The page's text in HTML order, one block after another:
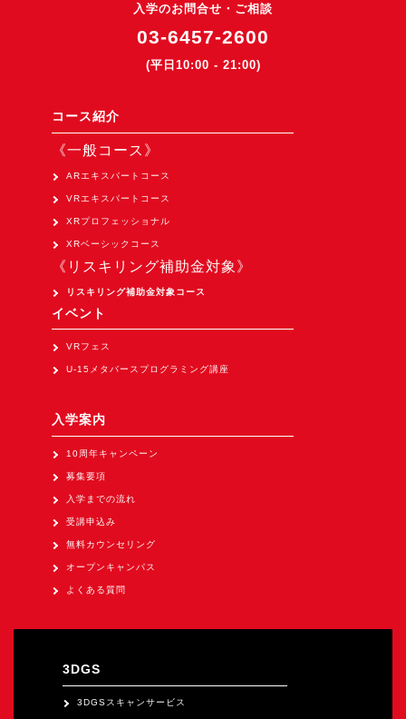
バーチャルイベントプラットフォーム『MetaLiveStage』2025年
3D空間キャプチャーアプリ『Qoocan』
製造現場を革新する！『XR Worksupport Hub』開発中
>XR Museum『Artlogue』開発中
《企業研修》
Unity研修
HoloLens 2 アプリ開発研修
《研究会》
XRビジネスフォーラム
（1/8～10東京ビッグサイト）に出展。
Tsumiki Community Day 2026
（5/27～28 秋葉原UDX）に出展。
《求人》
オンライン
入学のお問合せ・ご相談
03-6457-2600
(平日10:00 - 21:00)
コース紹介
《一般コース》
ARエキスパートコース
VRエキスパートコース
XRプロフェッショナル
XRベーシックコース
《リスキリング補助金対象》
リスキリング補助金対象コース
イベント
VRフェス
U-15メタバースプログラミング講座
入学案内
10周年キャンペーン
募集要項
入学までの流れ
受講申込み
無料カウンセリング
オープンキャンパス
よくある質問
3DGS
3DGSスキャンサービス